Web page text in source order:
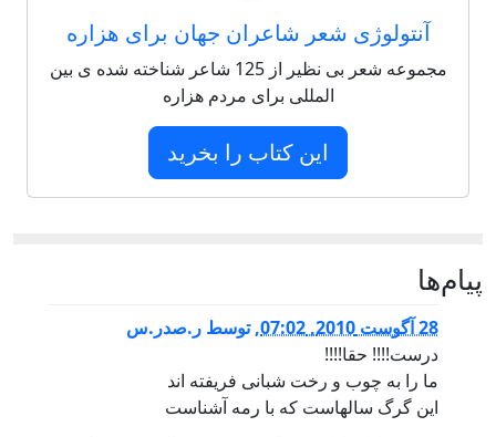
آنتولوژی شعر شاعران جهان برای هزاره
مجموعه شعر بی نظیر از 125 شاعر شناخته شده ی بین
المللی برای مردم هزاره
این کتاب را بخرید
پيام‌ها
28 آگوست 2010, 07:02 ,توسط ر.صدر.س
درست!!!! حقا!!!!
ما را به چوب و رخت شبانی فریفته اند
این گرگ سالهاست که با رمه آشناست